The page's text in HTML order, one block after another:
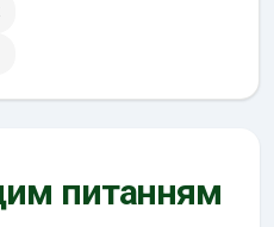
питанням